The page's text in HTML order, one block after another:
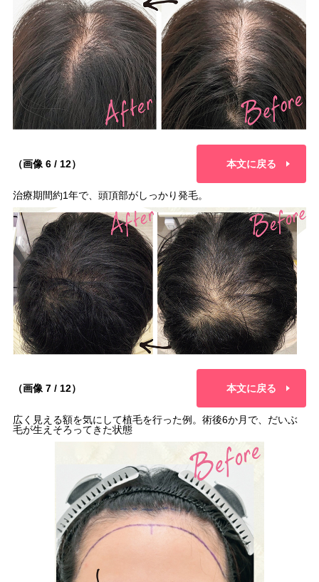
（画像 6 / 12） 本文に戻る
治療期間約1年で、頭頂部がしっかり発毛。
（画像 7 / 12） 本文に戻る
広く見える額を気にして植毛を行った例。術後6か月で、だいぶ
毛が生えそろってきた状態